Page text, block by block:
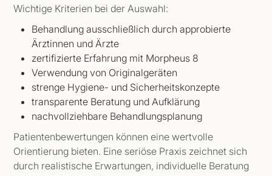
Wichtige Kriterien bei der Auswahl:
Behandlung ausschließlich durch approbierte
Ärztinnen und Ärzte
zertifizierte Erfahrung mit Morpheus 8
Verwendung von Originalgeräten
strenge Hygiene- und Sicherheitskonzepte
transparente Beratung und Aufklärung
nachvollziehbare Behandlungsplanung
Patientenbewertungen können eine wertvolle
Orientierung bieten. Eine seriöse Praxis zeichnet sich
durch realistische Erwartungen, individuelle Beratung